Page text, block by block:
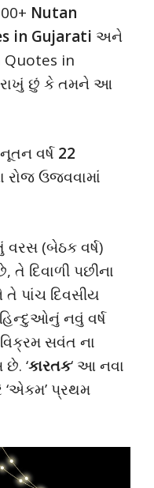
Nutan
in Gujarati અને
Quotes in
રાખું છું કે તમને આ
વર્ષ22
રોજ ઉજવવામાં
(બેઠક વર્ષ)
દિવાળી પછીના
પાંચ દિવસીય
હિન્દુઓનું નવું વર્ષ
સવંત ના
‘કારતક‘ આ નવા
‘એકમ’ પ્રથમ